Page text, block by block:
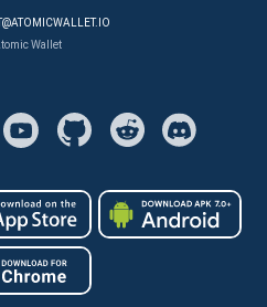
Wallet